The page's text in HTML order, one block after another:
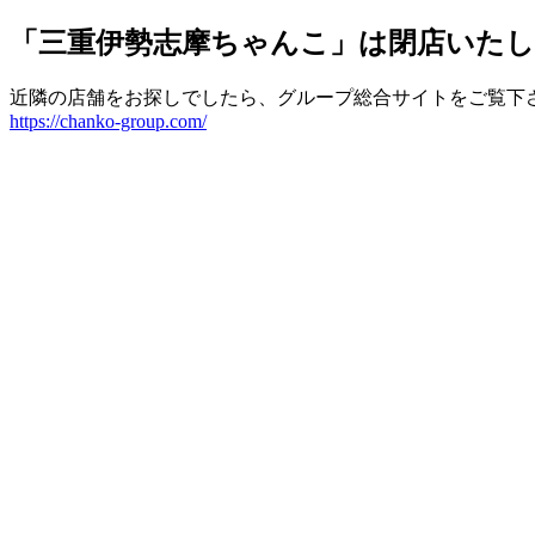
「三重伊勢志摩ちゃんこ」は閉店いたし
近隣の店舗をお探しでしたら、グループ総合サイトをご覧下
https://chanko-group.com/